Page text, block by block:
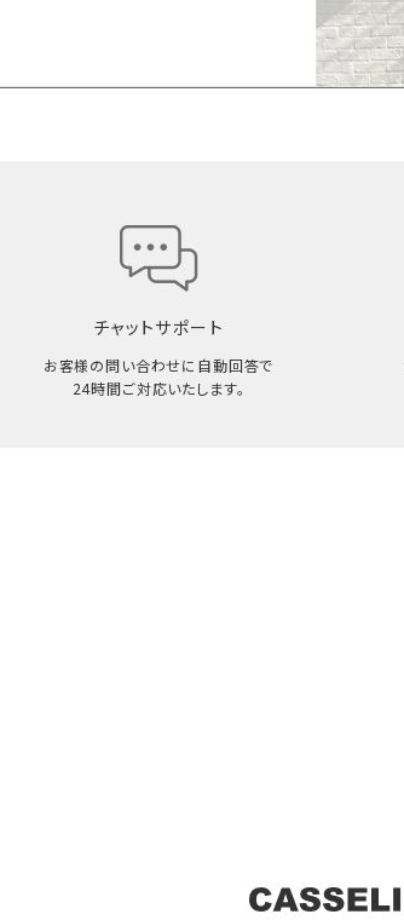
チャットサポート
お客様の問い合わせに自動回答で
24時間ご対応いたします。